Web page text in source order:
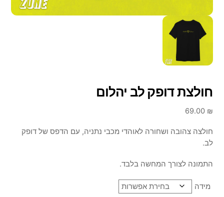
חולצת דופק לב יהלום
69.00 ₪
חולצה צהובה ושחורה לאוהדי מכבי נתניה, עם הדפס של דופק
לב.
התמונה לצורך המחשה בלבד.
מידה